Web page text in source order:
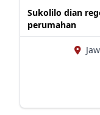
Sukolilo dian
perumahan